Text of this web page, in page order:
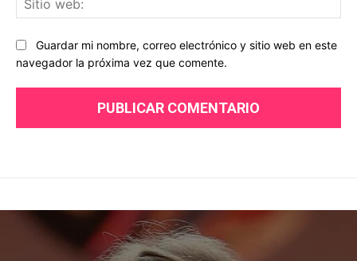
Guardar mi nombre, correo electrónico y sitio web en este
navegador la próxima vez que comente.